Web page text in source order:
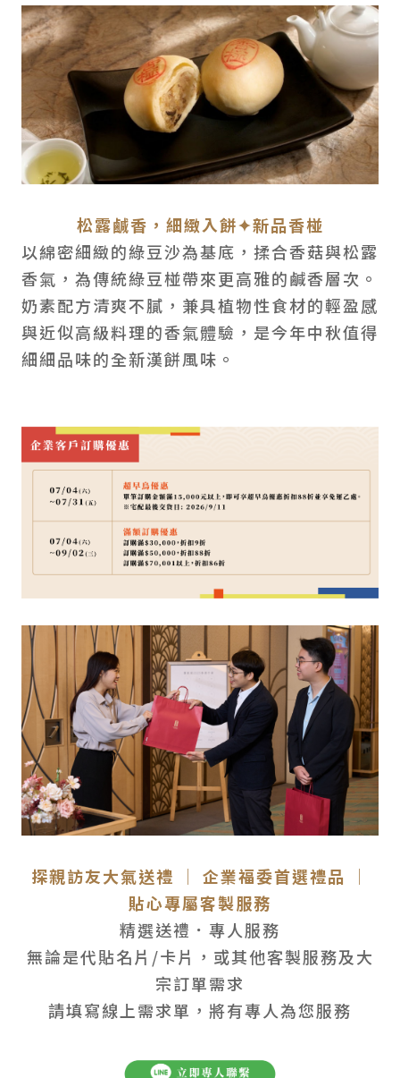
松露鹹香，細緻入餅✦新品香椪
以綿密細緻的綠豆沙為基底，揉合香菇與松露
香氣，為傳統綠豆椪帶來更高雅的鹹香層次。
奶素配方清爽不膩，兼具植物性食材的輕盈感
與近似高級料理的香氣體驗，是今年中秋值得
細細品味的全新漢餅風味。
探親訪友大氣送禮 │ 企業福委首選禮品 │
貼心專屬客製服務
精選送禮．專人服務
無論是代貼名片/卡片，或其他客製服務及大
宗訂單需求
請填寫線上需求單，將有專人為您服務